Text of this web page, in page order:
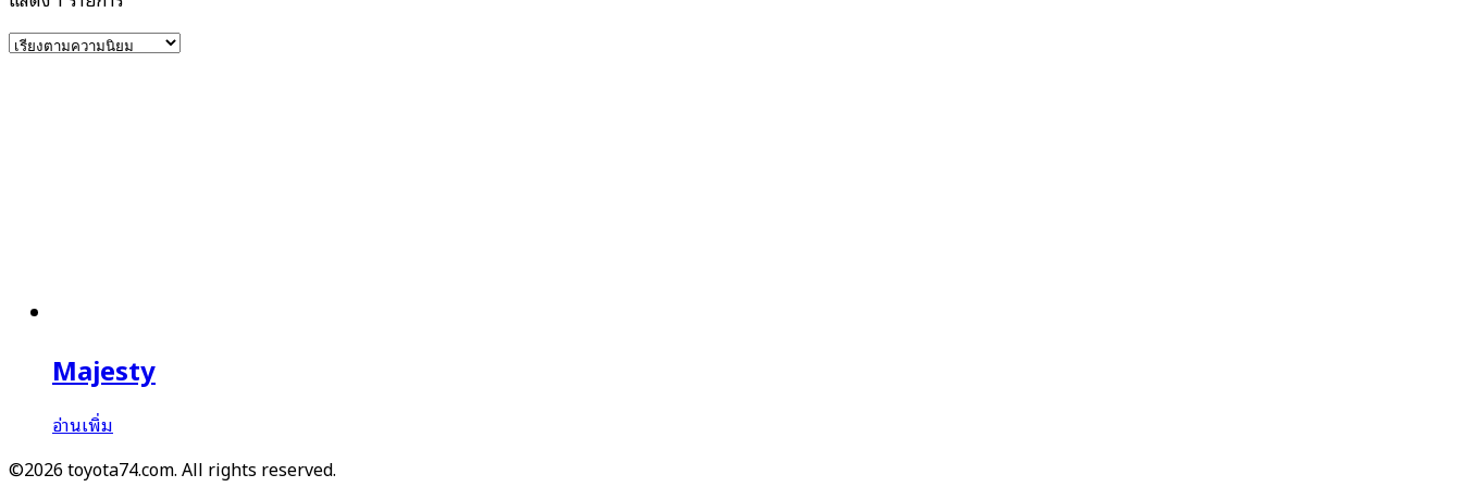
Majesty
อ่านเพิ่ม
©2026 toyota74.com. All rights reserved.